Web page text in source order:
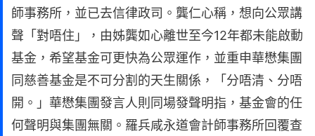
師事務所，並已去信律政司。龔仁心稱，想向公眾講
聲「對唔住」，由姊龔如心離世至今12年都未能啟動
基金，希望基金可更快為公眾運作，並重申華懋集團
同慈善基金是不可分割的天生關係，「分唔清、分唔
開。」華懋集團發言人則同場發聲明指，基金會的任
何聲明與集團無關。羅兵咸永道會計師事務所回覆查